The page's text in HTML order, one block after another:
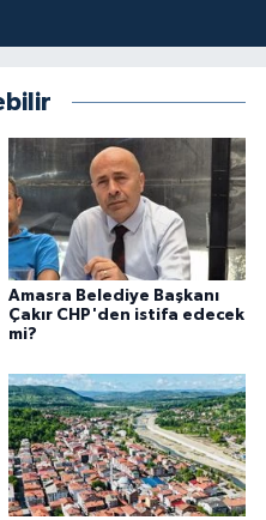
Amasra Belediye Başkanı
Çakır CHP'den istifa edecek
mi?